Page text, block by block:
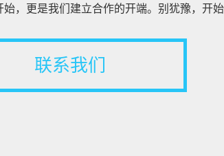
，更是我们建立合作的开端。别犹豫，开
联系我们